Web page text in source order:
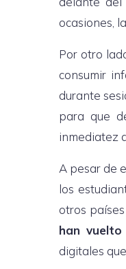
ocasiones,
Por otro
consumir
durante
para que
inmediatez
A pesar de
los
otros
han
digitales